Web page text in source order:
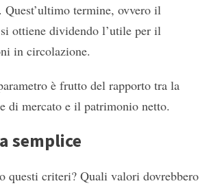
Quest’ultimo termine, ovvero il
ottiene dividendo l’utile per il
in circolazione.
è frutto del rapporto tra la
di mercato e il patrimonio netto.
semplice
questi criteri? Quali valori dovrebbero